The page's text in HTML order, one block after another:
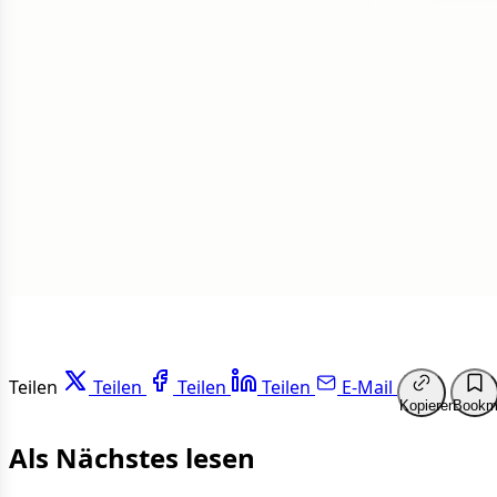
Teilen Teilen Teilen Teilen E-Mail
Kopieren
Als Nächstes lesen